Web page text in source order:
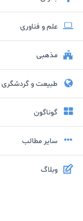
علم و فناوری
مذهبی
طبیعت و گردشگری
گوناگون
سایر مطالب
وبلاگ